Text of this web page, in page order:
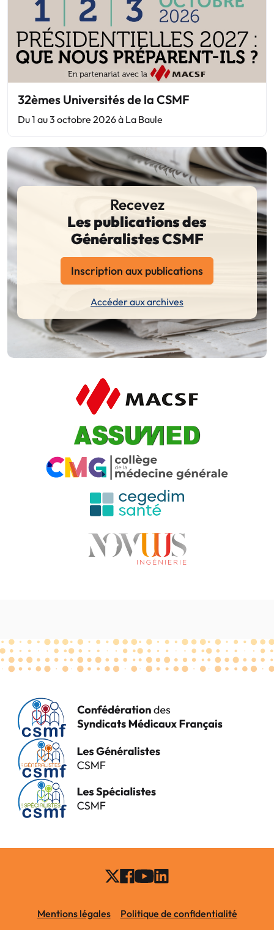
32èmes Universités de la CSMF
Du 1 au 3 octobre 2026 à La Baule
Recevez
Les publications des
Généralistes CSMF
Inscription aux publications
Accéder aux archives
Mentions légales
Politique de confidentialité